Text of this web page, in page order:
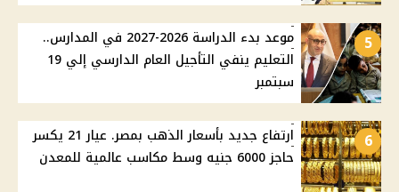
5
موعد بدء الدراسة 2026-2027 في المدارس..
التعليم ينفي التأجيل العام الدارسي إلي 19
سبتمبر
6
ارتفاع جديد بأسعار الذهب بمصر. عيار 21 يكسر
حاجز 6000 جنيه وسط مكاسب عالمية للمعدن